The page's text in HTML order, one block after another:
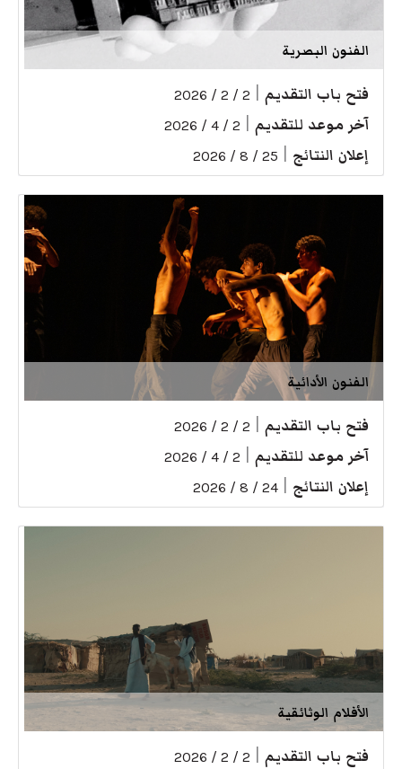
الفنون البصرية
فتح باب التقديم 2 / 2 / 2026
آخر موعد للتقديم 2 / 4 / 2026
إعلان النتائج 25 / 8 / 2026
الفنون الأدائية
فتح باب التقديم 2 / 2 / 2026
آخر موعد للتقديم 2 / 4 / 2026
إعلان النتائج 24 / 8 / 2026
الأفلام الوثائقية
فتح باب التقديم 2 / 2 / 2026